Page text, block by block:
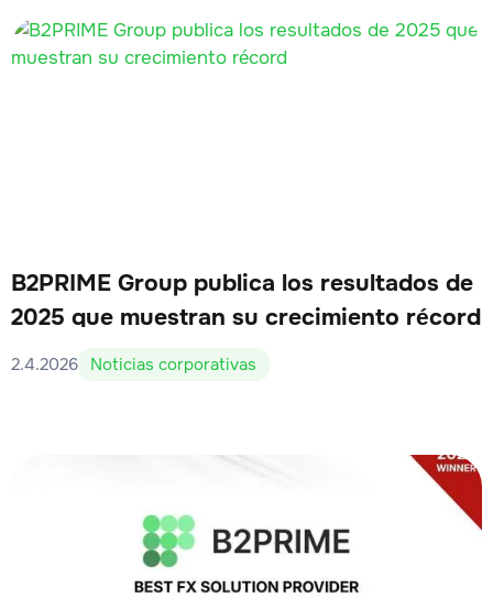
B2PRIME Group publica los resultados de
2025 que muestran su crecimiento récord
2.4.2026 Noticias corporativas